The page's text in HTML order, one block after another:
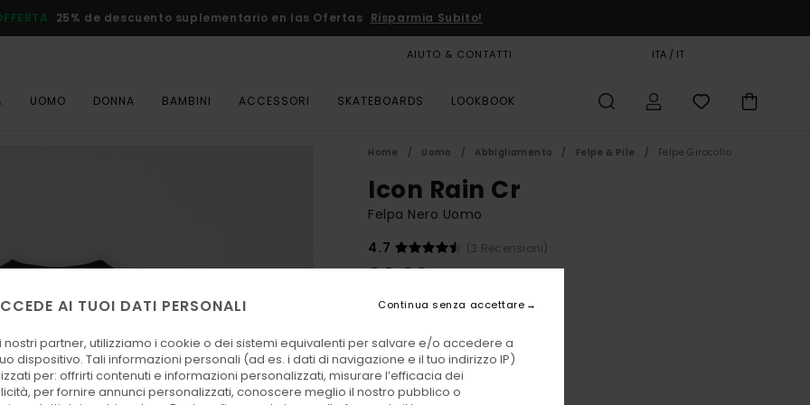
25% de descuento suplementario en las Ofertas Risparmia Subito!
AIUTO & CONTATTI ITA / IT
UOMO DONNA BAMBINI ACCESSORI SKATEBOARDS LOOKBOOK
Home Uomo Abbigliamento Felpe & Pile Felpe Girocollo
Icon Rain Cr
Felpa Nero Uomo
4.7
(3 Recensioni)
80,00 €
AI TUOI DATI PERSONALI
partner, utilizziamo i cookie o dei sistemi equivalenti per salvare e/o accedere a
dispositivo. Tali informazioni personali (ad es. i dati di navigazione e il tuo indirizzo IP)
per: offrirti contenuti e informazioni personalizzati, misurare l’efficacia dei
per fornire annunci personalizzati, conoscere meglio il nostro pubblico o
Continua senza accettare